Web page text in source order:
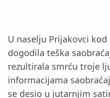
U naselju Prijakovci
dogodila teška
rezultirala smrću troje
informacijama
se desio u jutarnjim